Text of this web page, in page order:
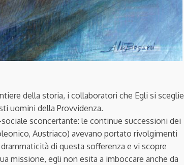
della storia, i collaboratori che Egli si sceglie
uomini della Provvidenza.
sconcertante: le continue successioni dei
Austriaco) avevano portato rivolgimenti
di questa sofferenza e vi scopre
missione, egli non esita a imboccare anche da